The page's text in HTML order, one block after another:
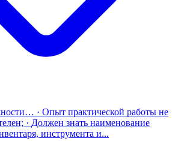
· Опыт практической работы не
· Должен знать наименование
инструмента и...